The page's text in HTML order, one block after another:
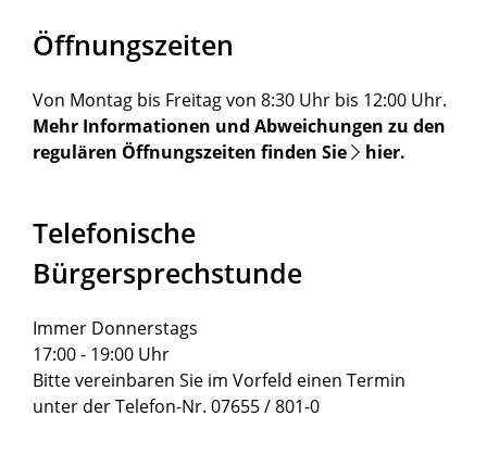
Öffnungszeiten
Von Montag bis Freitag von 8:30 Uhr bis 12:00 Uhr.
Mehr Informationen und Abweichungen zu den
regulären Öffnungszeiten finden Sie
hier.
Telefonische
Bürgersprechstunde
Immer Donnerstags
17:00 - 19:00 Uhr
Bitte vereinbaren Sie im Vorfeld einen Termin
unter der Telefon-Nr. 07655 / 801-0